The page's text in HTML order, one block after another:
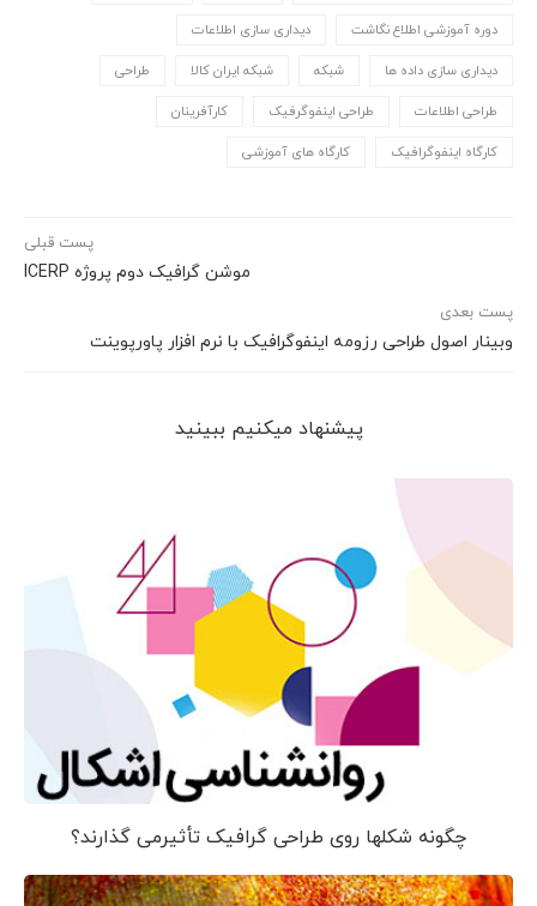
دوره آموزشی اطلاع نگاشت دیداری سازی اطلاعات
دیداری سازی داده ها شبکه شبکه ایران کالا طراحی
طراحی اطلاعات طراحی اینفوگرفیک کارآفرینان
کارگاه اینفوگرافیک کارگاه های آموزشی
پست قبلی
موشن گرافیک دوم پروژه ICERP
پست بعدی
وبینار اصول طراحی رزومه اینفوگرافیک با نرم افزار پاورپوینت
پیشنهاد می‎کنیم ببینید
چگونه شکلها روی طراحی گرافیک تأثیرمی گذارند؟